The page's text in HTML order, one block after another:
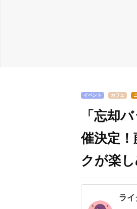
イベント カフェ
「忘却
催決定
クが楽
ライ